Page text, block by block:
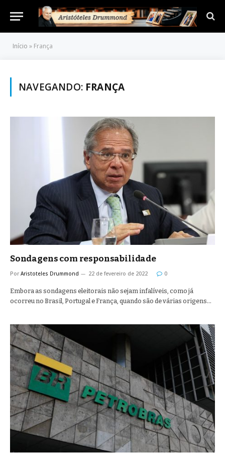
Início » França
NAVEGANDO: FRANÇA
Sondagens com responsabilidade
Por Aristoteles Drummond 22 de fevereiro de 2022 0
Embora as sondagens eleitorais não sejam infalíveis, como já
ocorreu no Brasil, Portugal e França, quando são de várias origens…